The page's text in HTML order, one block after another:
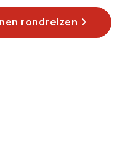
rondreizen